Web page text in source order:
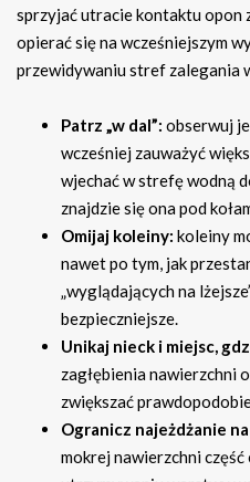
sprzyjać utracie kontaktu opon
opierać się na wcześniejszym
przewidywaniu stref zalegania
Patrz „w dal”: obserwuj
wcześniej zauważyć
wjechać w strefę wodną
znajdzie się ona pod
Omijaj koleiny: koleiny
nawet po tym, jak
„wyglądających na
bezpieczniejsze.
Unikaj nieck i miejsc,
zagłębienia nawierzchni
zwiększać
Ogranicz najeżdżanie
mokrej nawierzchni